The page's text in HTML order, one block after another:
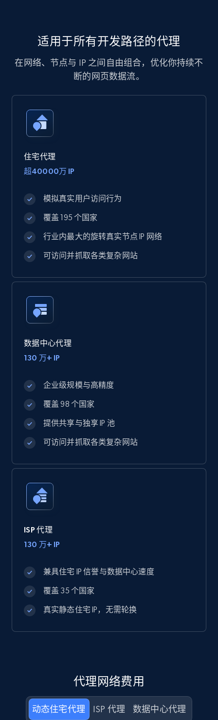
适用于所有开发路径的代理
在网络、节点与 IP 之间自由组合，优化你持续不
断的网页数据流。
住宅代理
超40000万 IP
模拟真实用户访问行为
覆盖 195 个国家
行业内最大的旋转真实节点 IP 网络
可访问并抓取各类复杂网站
数据中心代理
130 万+ IP
企业级规模与高精度
覆盖 98 个国家
提供共享与独享 IP 池
可访问并抓取各类复杂网站
ISP 代理
130 万+ IP
兼具住宅 IP 信誉与数据中心速度
覆盖 35 个国家
真实静态住宅 IP，无需轮换
代理网络费用
动态住宅代理 ISP 代理 数据中心代理